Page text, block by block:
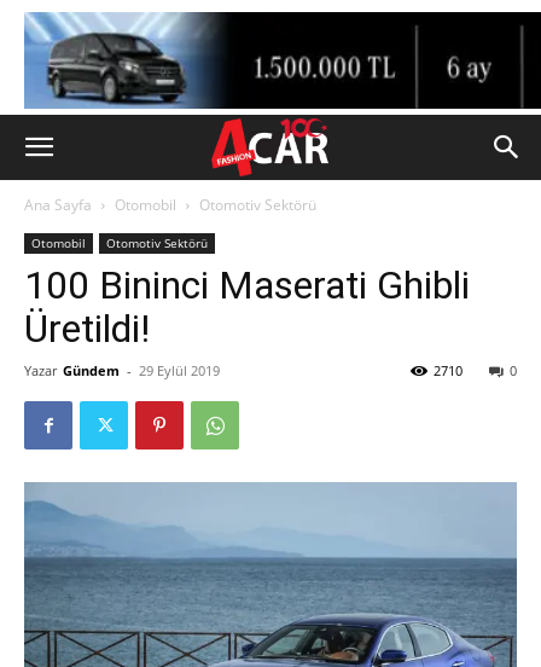
Ana Sayfa Otomobil Otomotiv Sektörü
Otomobil Otomotiv Sektörü
100 Bininci Maserati Ghibli
Üretildi!
Yazar Gündem - 29 Eylül 2019 0
2710